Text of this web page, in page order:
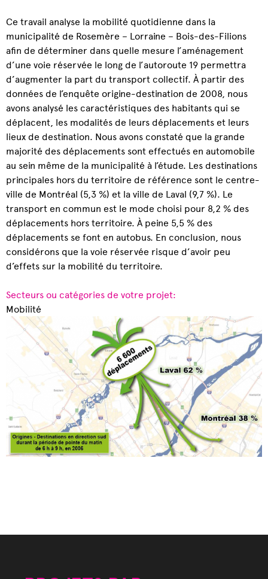
Ce travail analyse la mobilité quotidienne dans la
municipalité de Rosemère – Lorraine – Bois-des-Filions
afin de déterminer dans quelle mesure l’aménagement
d’une voie réservée le long de l’autoroute 19 permettra
d’augmenter la part du transport collectif. À partir des
données de l’enquête origine-destination de 2008, nous
avons analysé les caractéristiques des habitants qui se
déplacent, les modalités de leurs déplacements et leurs
lieux de destination. Nous avons constaté que la grande
majorité des déplacements sont effectués en automobile
au sein même de la municipalité à l’étude. Les destinations
principales hors du territoire de référence sont le centre-
ville de Montréal (5,3 %) et la ville de Laval (9,7 %). Le
transport en commun est le mode choisi pour 8,2 % des
déplacements hors territoire. À peine 5,5 % des
déplacements se font en autobus. En conclusion, nous
considérons que la voie réservée risque d’avoir peu
d’effets sur la mobilité du territoire.
Secteurs ou catégories de votre projet:
Mobilité